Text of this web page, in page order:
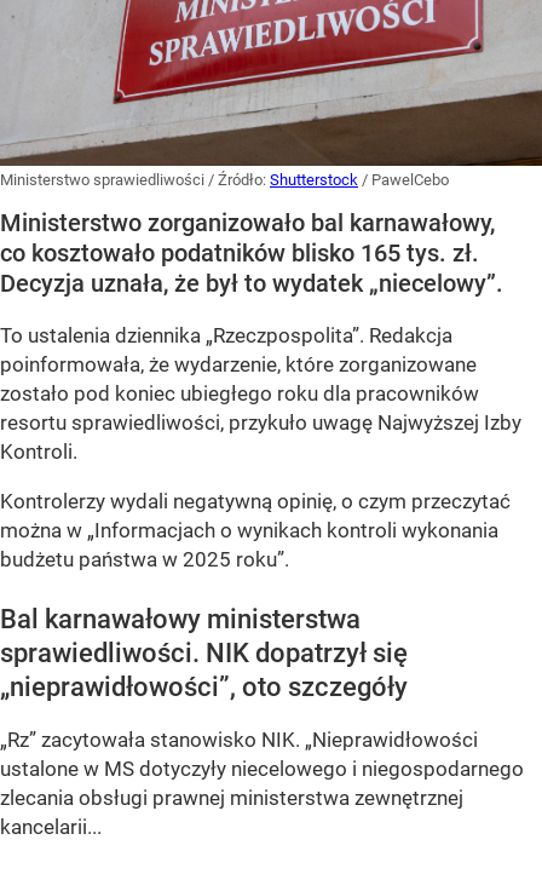
Ministerstwo sprawiedliwości / Źródło: Shutterstock / PawelCebo
Ministerstwo zorganizowało bal karnawałowy,
co kosztowało podatników blisko 165 tys. zł.
Decyzja uznała, że był to wydatek „niecelowy”.
To ustalenia dziennika „Rzeczpospolita”. Redakcja
poinformowała, że wydarzenie, które zorganizowane
zostało pod koniec ubiegłego roku dla pracowników
resortu sprawiedliwości, przykuło uwagę Najwyższej Izby
Kontroli.
Kontrolerzy wydali negatywną opinię, o czym przeczytać
można w „Informacjach o wynikach kontroli wykonania
budżetu państwa w 2025 roku”.
Bal karnawałowy ministerstwa
sprawiedliwości. NIK dopatrzył się
„nieprawidłowości”, oto szczegóły
„Rz” zacytowała stanowisko NIK. „Nieprawidłowości
ustalone w MS dotyczyły niecelowego i niegospodarnego
zlecania obsługi prawnej ministerstwa zewnętrznej
kancelarii...